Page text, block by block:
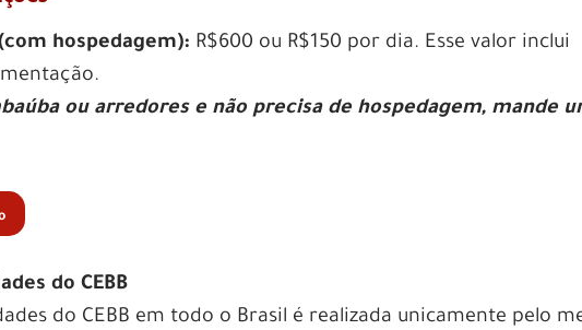
hospedagem): R$600 ou R$150 por dia. Esse valor inclui
ou arredores e não precisa de hospedagem, mande
do CEBB
do CEBB em todo o Brasil é realizada unicamente pelo